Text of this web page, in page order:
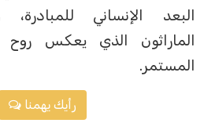
البعد الإنساني
الماراثون الذي يعكس روح
المستمر.
رأيك يهمنا